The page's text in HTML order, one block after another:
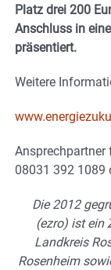
Platz drei 200
Anschluss in
präsentiert.
Weitere
Ansprechpartner
08031 392 1089
Die 2012
(ezro) ist ein
Landkreis
Rosenheim